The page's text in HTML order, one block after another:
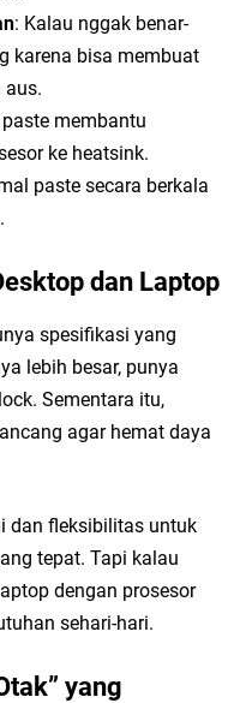
: Kalau nggak benar-
karena bisa membuat
aus.
membantu
ke heatsink.
paste secara berkala
dan Laptop
spesifikasi yang
lebih besar, punya
Sementara itu,
agar hemat daya
dan fleksibilitas untuk
tepat. Tapi kalau
dengan prosesor
sehari-hari.
yang